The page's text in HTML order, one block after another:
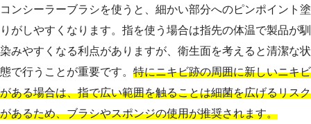
コンシーラーブラシを使うと、細かい部分へのピンポイント塗
りがしやすくなります。指を使う場合は指先の体温で製品が馴
染みやすくなる利点がありますが、衛生面を考えると清潔な状
態で行うことが重要です。 特にニキビ跡の周囲に新しいニキビ
がある場合は、指で広い範囲を触ることは細菌を広げるリスク
があるため、ブラシやスポンジの使用が推奨されます。